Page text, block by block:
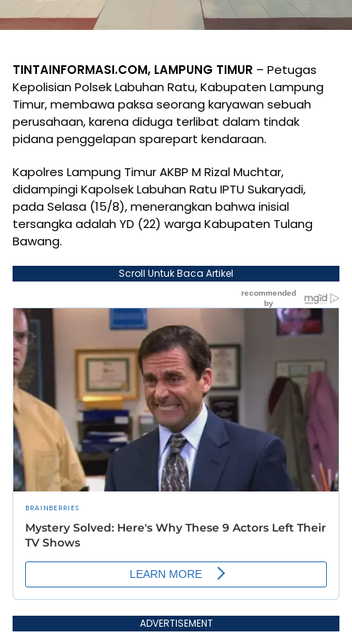
TINTAINFORMASI.COM, LAMPUNG TIMUR – Petugas
Kepolisian Polsek Labuhan Ratu, Kabupaten Lampung
Timur, membawa paksa seorang karyawan sebuah
perusahaan, karena diduga terlibat dalam tindak
pidana penggelapan sparepart kendaraan.
Kapolres Lampung Timur AKBP M Rizal Muchtar,
didampingi Kapolsek Labuhan Ratu IPTU Sukaryadi,
pada Selasa (15/8), menerangkan bahwa inisial
tersangka adalah YD (22) warga Kabupaten Tulang
Bawang.
Scroll Untuk Baca Artikel
ADVERTISEMENT